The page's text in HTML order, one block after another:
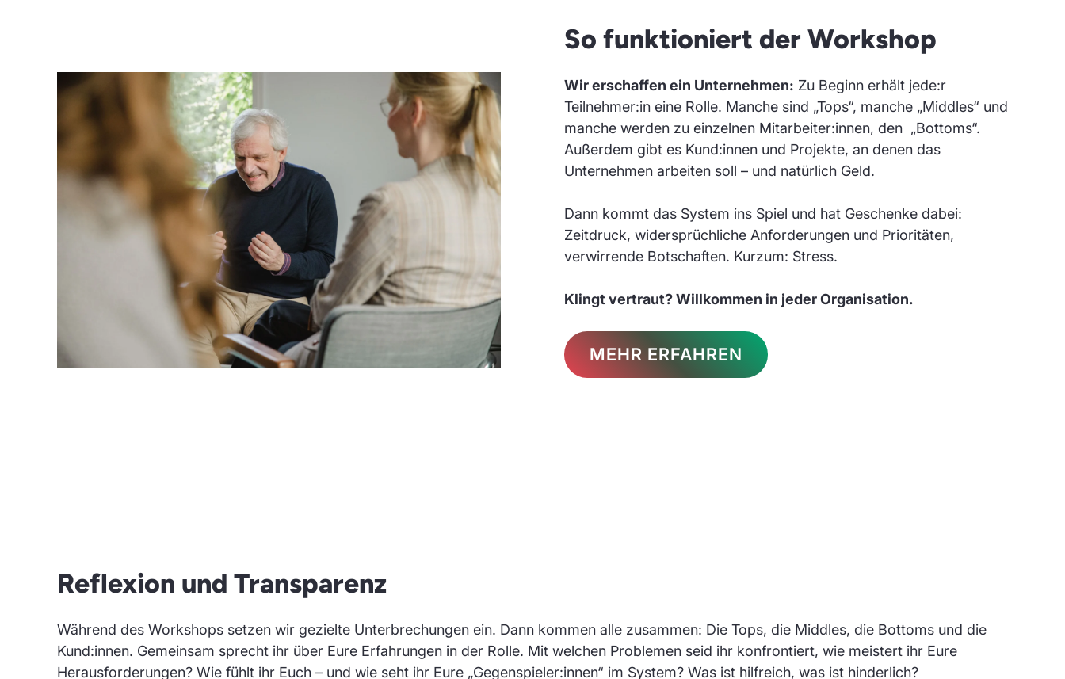
So funktioniert der Workshop
Wir erschaffen ein Unternehmen: Zu Beginn erhält jede:r
Teilnehmer:in eine Rolle. Manche sind „Tops“, manche „Middles“ und
manche werden zu einzelnen Mitarbeiter:innen, den „Bottoms“.
Außerdem gibt es Kund:innen und Projekte, an denen das
Unternehmen arbeiten soll – und natürlich Geld.
Dann kommt das System ins Spiel und hat Geschenke dabei:
Zeitdruck, widersprüchliche Anforderungen und Prioritäten,
verwirrende Botschaften. Kurzum: Stress.
Klingt vertraut? Willkommen in jeder Organisation.
MEHR ERFAHREN
Reflexion und Transparenz
Während des Workshops setzen wir gezielte Unterbrechungen ein. Dann kommen alle zusammen: Die Tops, die Middles, die Bottoms und die
Kund:innen. Gemeinsam sprecht ihr über Eure Erfahrungen in der Rolle. Mit welchen Problemen seid ihr konfrontiert, wie meistert ihr Eure
Herausforderungen? Wie fühlt ihr Euch – und wie seht ihr Eure „Gegenspieler:innen“ im System? Was ist hilfreich, was ist hinderlich?